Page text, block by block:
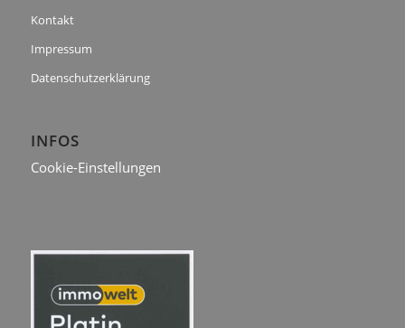
Kontakt
Impressum
Datenschutzerklärung
INFOS
Cookie-Einstellungen